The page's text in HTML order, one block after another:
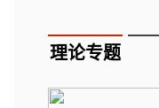
理论专题